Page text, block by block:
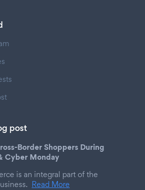
post
Border Shoppers During
Cyber Monday
is an integral part of the
Read More